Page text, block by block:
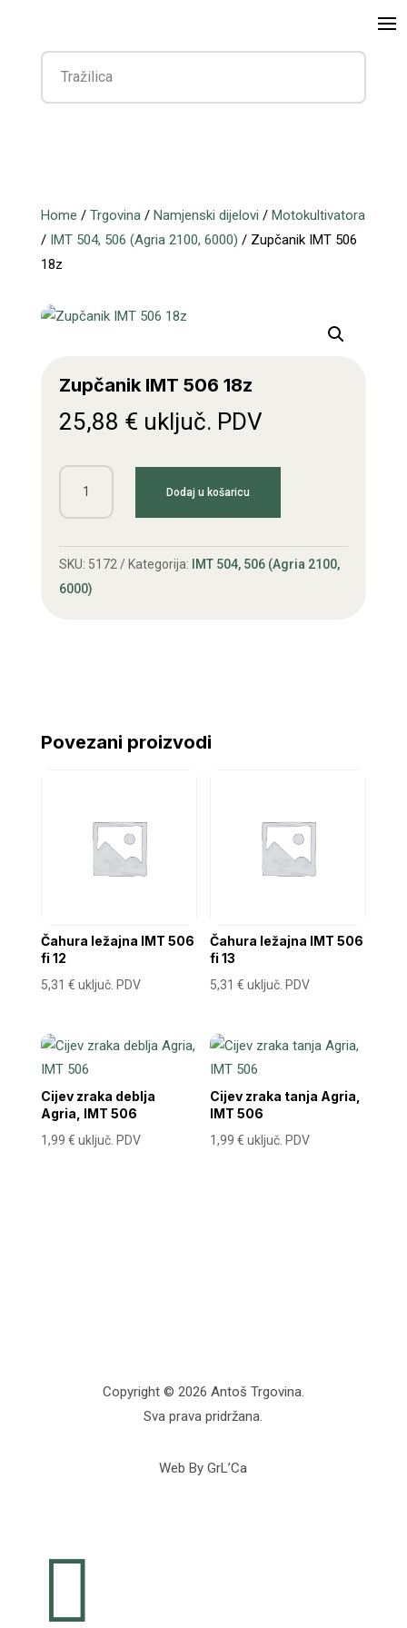
Home / Trgovina/ Namjenski dijelovi / Motokultivatora
/ IMT 504, 506 (Agria 2100, 6000) / Zupčanik IMT 506
18z
Zupčanik IMT 506 18z
25,88 € uključ. PDV
Zupčanik
18z
količina
Dodaj u košaricu
SKU: 5172 Kategorija:
IMT 504, 506 (Agria 2100,
6000)
Povezani proizvodi
Čahura ležajna IMT 506
fi 12
5,31 € uključ. PDV
Čahura ležajna IMT 506
fi 13
5,31€ uključ. PDV
Cijev zraka deblja
Agria, IMT 506
1,99 € uključ. PDV
Cijev zraka tanja Agria,
IMT 506
1,99€ uključ. PDV
Copyright © 2026 Antoš Trgovina.
Sva prava pridržana.
Web By GrL’Ca
